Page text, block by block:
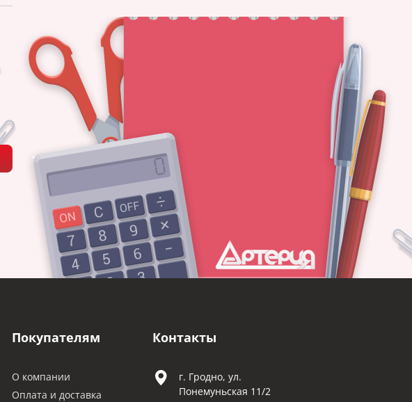
Покупателям
О компании
Оплата и доставка
Контакты
г. Гродно, ул.
Понемуньская 11/2